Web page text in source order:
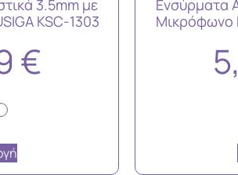
3.5mm με
KSC-1303
€
Ενσύρματα
Μικρόφωνο